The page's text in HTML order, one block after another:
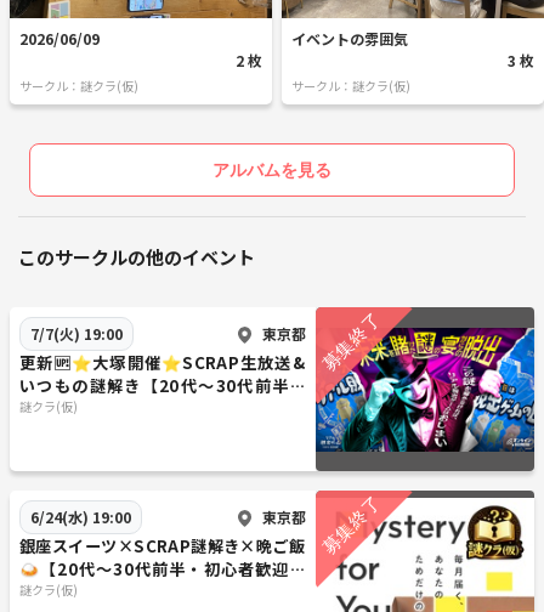
〜3回目の開催〜👫16名参加
◆同じマンションのものですけど、
少し静かにしてもらえませんか？❄️
◆誰もいない夜の動物園🌸
◆〇〇による★★★のためのシケン🌸
クリアタイム:約1時間半🥇
◆幽霊殲滅大作戦！🌸
クリアタイム:約1時間半🥇
〜2回目の開催〜👫10名参加
◆ 言葉で戦え!! コトバトル🌸
◆ クリスマスの夜に❄️
クリアタイム:約45分🥇
◆ この顔に見覚えありませんか？🌸
ーモンタージュ捜査官ー
2026/06/09
2 枚
サークル：謎クラ(仮)
イベントの雰囲気
3 枚
サークル：謎クラ(仮)
アルバムを見る
このサークルの他のイベント
7/7(火) 19:00 東京都
更新🆙⭐️大塚開催⭐️SCRAP生放送&
いつもの謎解き【20代～30代前半限
定】
謎クラ(仮)
6/24(水) 19:00 東京都
銀座スイーツ×SCRAP謎解き×晩ご飯
🍛【20代～30代前半・初心者歓迎】
代々木駅付近
謎クラ(仮)